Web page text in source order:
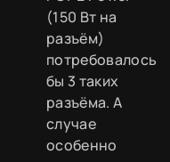
(150 Вт на
разъём)
потребовалось
бы 3 таких
разъёма. А
случае
особенно